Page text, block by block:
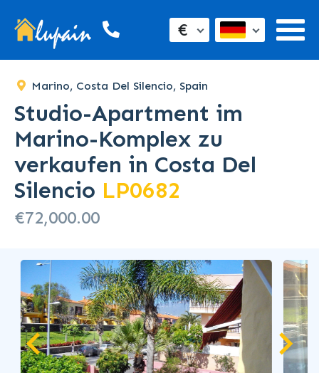
€
Marino, Costa Del Silencio, Spain
Studio-Apartment im
Marino-Komplex zu
verkaufen in Costa Del
Silencio LP0682
€72,000.00
SOLD